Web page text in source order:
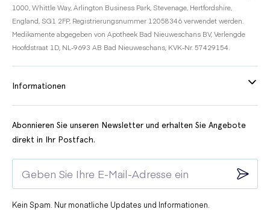
1000, Whittle Way, Arlington Business Park, Stevenage, Hertfordshire,
England, SG1 2FP, Registrierungsnummer 12058346 verwendet werden.
Medikamente abgegeben von Apotheek Bad Nieuweschans BV, Verlengde
Hoofdstraat 1D, NL-9693 AB Bad Nieuweschans, KVK-Nr. 57429154.
Informationen
Abonnieren Sie unseren Newsletter und erhalten Sie Angebote
direkt in Ihr Postfach.
Kein Spam. Nur monatliche Updates und Informationen.